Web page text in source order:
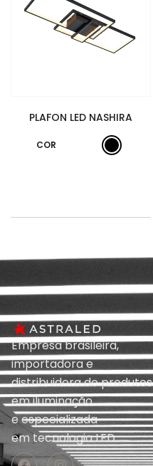
PLAFON LED NASHIRA
COR
Empresa brasileira,
importadora e
distribuidora de produtos
em iluminação
eespecializada
emtecnologia LED.